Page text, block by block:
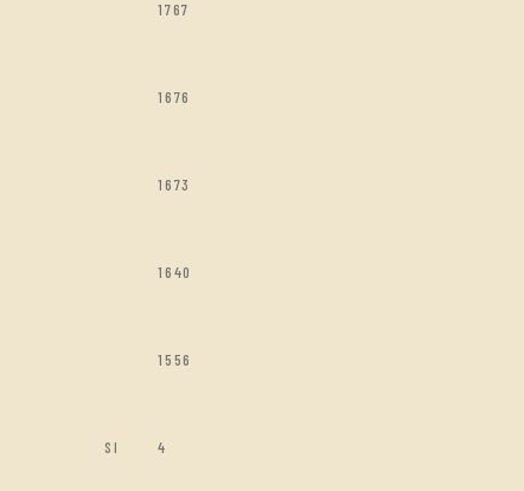
1767
1676
1673
1640
1556
SI 4